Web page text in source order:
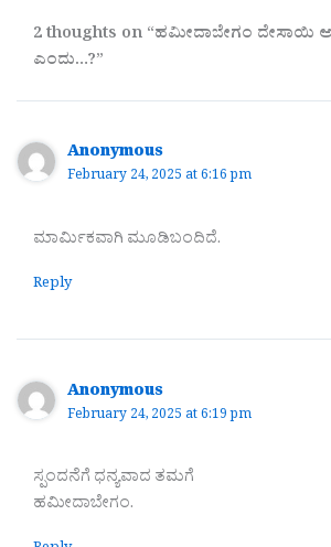
2 thoughts on “ಹಮೀದಾಬೇಗಂ ದೇಸಾಯಿ
ಎಂದು…?”
Anonymous
February 24, 2025 at 6:16 pm
ಮಾರ್ಮಿಕವಾಗಿ ಮೂಡಿಬಂದಿದೆ.
Reply
Anonymous
February 24, 2025 at 6:19 pm
ಸ್ಪಂದನೆಗೆ ಧನ್ಯವಾದ ತಮಗೆ
ಹಮೀದಾಬೇಗಂ.